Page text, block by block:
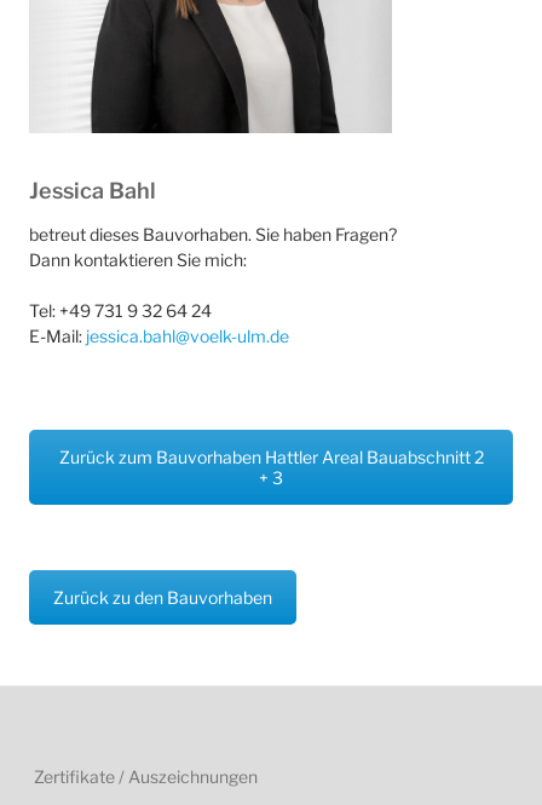
Jessica Bahl
betreut dieses Bauvorhaben. Sie haben Fragen?
Dann kontaktieren Sie mich:
Tel: +49 731 9 32 64 24
E-Mail: jessica.bahl@voelk-ulm.de
Zurück zum Bauvorhaben Hattler Areal Bauabschnitt 2
+ 3
Zurück zu den Bauvorhaben
Zertifikate / Auszeichnungen